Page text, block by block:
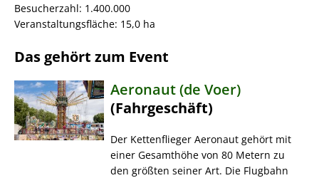
Besucherzahl: 1.400.000
Veranstaltungsfläche: 15,0 ha
Das gehört zum Event
Aeronaut (de Voer)
(Fahrgeschäft)
Der Kettenflieger Aeronaut gehört mit
einer Gesamthöhe von 80 Metern zu
den größten seiner Art. Die Flugbahn